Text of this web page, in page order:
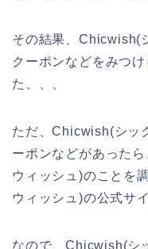
その結果、Chicwish(
クーポンなどをみつ
た、、、
ただ、Chicwish(シッ
ーポンなどがあった
ウィッシュ)のことを
ウィッシュ)の公式サ
なので、Chicwish(シ